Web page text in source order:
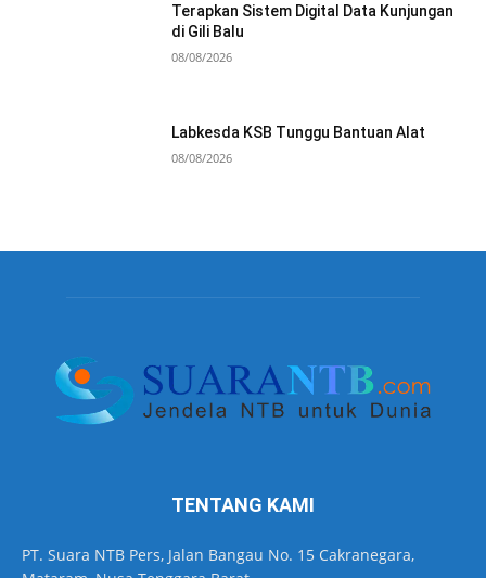
Terapkan Sistem Digital Data Kunjungan
di Gili Balu
08/08/2026
Labkesda KSB Tunggu Bantuan Alat
08/08/2026
TENTANG KAMI
PT. Suara NTB Pers, Jalan Bangau No. 15 Cakranegara,